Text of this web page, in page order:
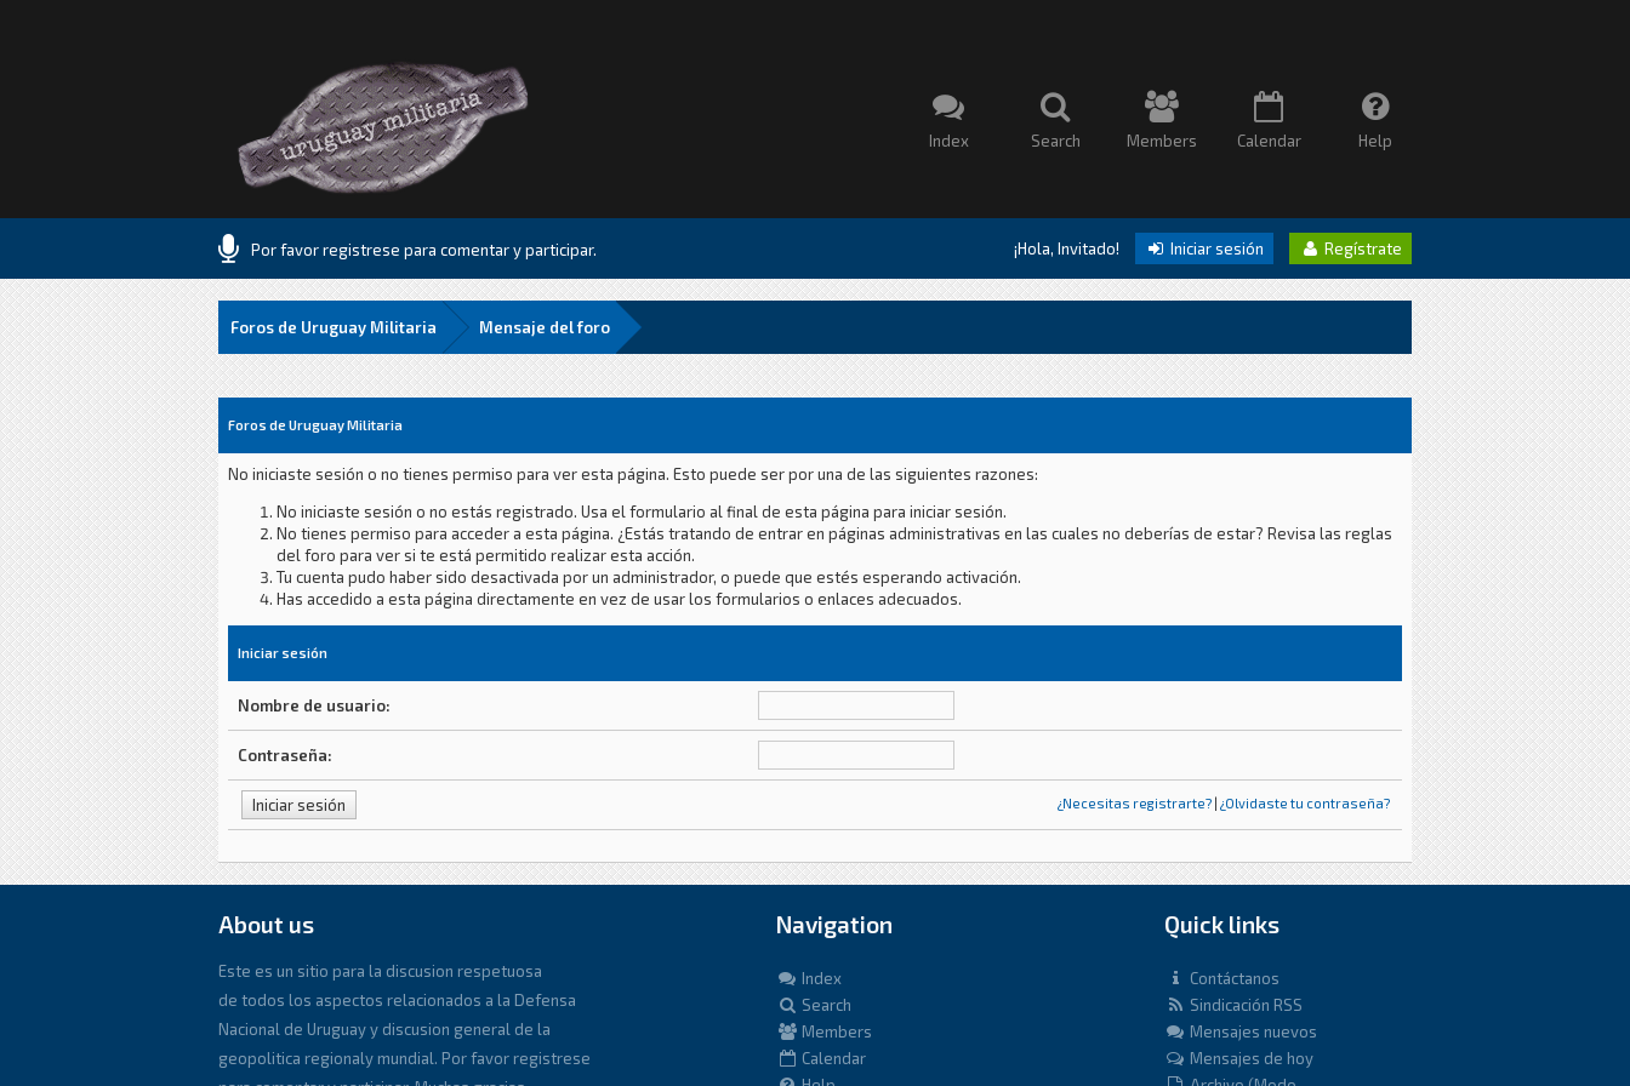
Index Search Members Calendar Help
Por favor registrese para comentar y participar. ¡Hola, Invitado! Iniciar sesión Regístrate
Foros de Uruguay Militaria Mensaje del foro
Foros de Uruguay Militaria
No iniciaste sesión o no tienes permiso para ver esta página. Esto puede ser por una de las siguientes razones:
No iniciaste sesión o no estás registrado. Usa el formulario al final de esta página para iniciar sesión.
No tienes permiso para acceder a esta página. ¿Estás tratando de entrar en páginas administrativas en las cuales no deberías de estar? Revisa las reglas
del foro para ver si te está permitido realizar esta acción.
Tu cuenta pudo haber sido desactivada por un administrador, o puede que estés esperando activación.
Has accedido a esta página directamente en vez de usar los formularios o enlaces adecuados.
Iniciar sesión
Nombre de usuario:
Contraseña:
¿Necesitas registrarte? | ¿Olvidaste tu contraseña?
About us
Este es un sitio para la discusion respetuosa
de todos los aspectos relacionados a la Defensa
Nacional de Uruguay y discusion general de la
geopolitica regionaly mundial. Por favor registrese
Navigation
Index
Search
Members
Calendar
Quick links
Contáctanos
Sindicación RSS
Mensajes nuevos
Mensajes de hoy